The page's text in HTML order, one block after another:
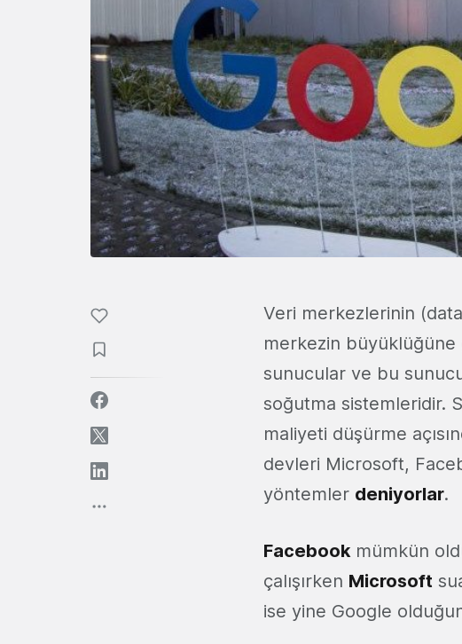
Veri merkezlerinin
merkezin büyüklüğüne
sunucular ve bu
soğutma sistemleridir.
maliyeti düşürme
devleri Microsoft,
yöntemler deniyorlar.
Facebook mümkün
çalışırken Microsoft
ise yine Google